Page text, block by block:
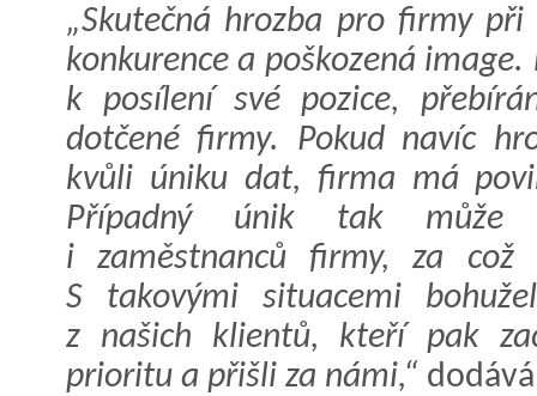
„Skutečná hrozba pro firmy
konkurence a poškozená
k posílení své pozice,
dotčené firmy. Pokud navíc
kvůli úniku dat, firma má
Případný únik tak může
i zaměstnanců firmy, za
S takovými situacemi
z našich klientů, kteří pak
prioritu a přišli za námi,“